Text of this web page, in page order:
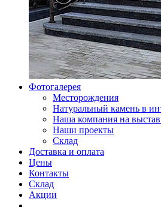
Фотогалерея
Месторождения
Натуральный камень в
Наша компания на
Наши проекты
Склад
Доставка и оплата
Цены
Контакты
Склад
Акции